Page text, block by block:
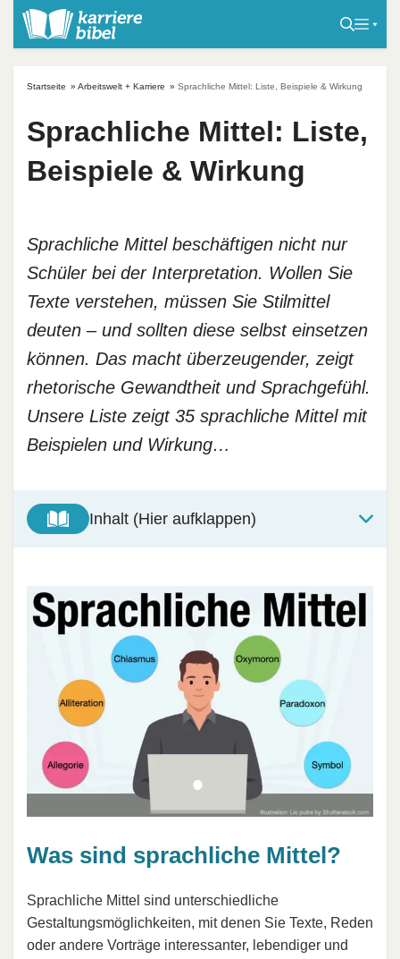
Startseite » Arbeitswelt + Karriere » Sprachliche Mittel: Liste, Beispiele & Wirkung
Sprachliche Mittel: Liste,
Beispiele & Wirkung
Sprachliche Mittel beschäftigen nicht nur
Schüler bei der Interpretation. Wollen Sie
Texte verstehen, müssen Sie Stilmittel
deuten – und sollten diese selbst einsetzen
können. Das macht überzeugender, zeigt
rhetorische Gewandtheit und Sprachgefühl.
Unsere Liste zeigt 35 sprachliche Mittel mit
Beispielen und Wirkung…
Inhalt (Hier aufklappen)
Was sind sprachliche Mittel?
Sprachliche Mittel sind unterschiedliche
Gestaltungsmöglichkeiten, mit denen Sie Texte, Reden
oder andere Vorträge interessanter, lebendiger und